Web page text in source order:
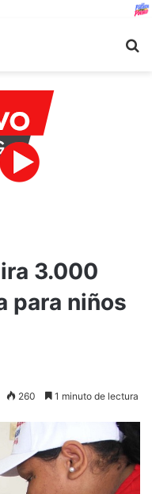
3.000
para niños
260 1 minuto de lectura